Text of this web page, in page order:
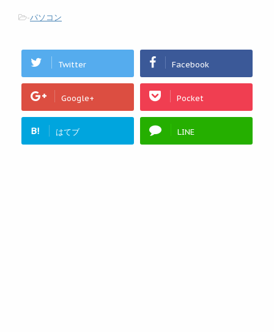
-パソコン
Twitter Facebook
Google+ Pocket
B! はてブ LINE